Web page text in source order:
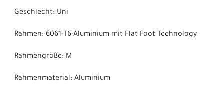
Geschlecht: Uni
Rahmen: 6061-T6-Aluminium mit Flat Foot Technology
Rahmengröße: M
Rahmenmaterial: Aluminium